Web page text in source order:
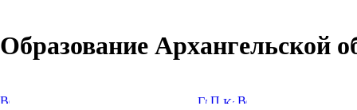
Образование Архангельской